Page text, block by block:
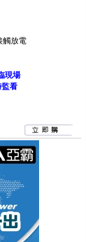
觸放電
現場
監看